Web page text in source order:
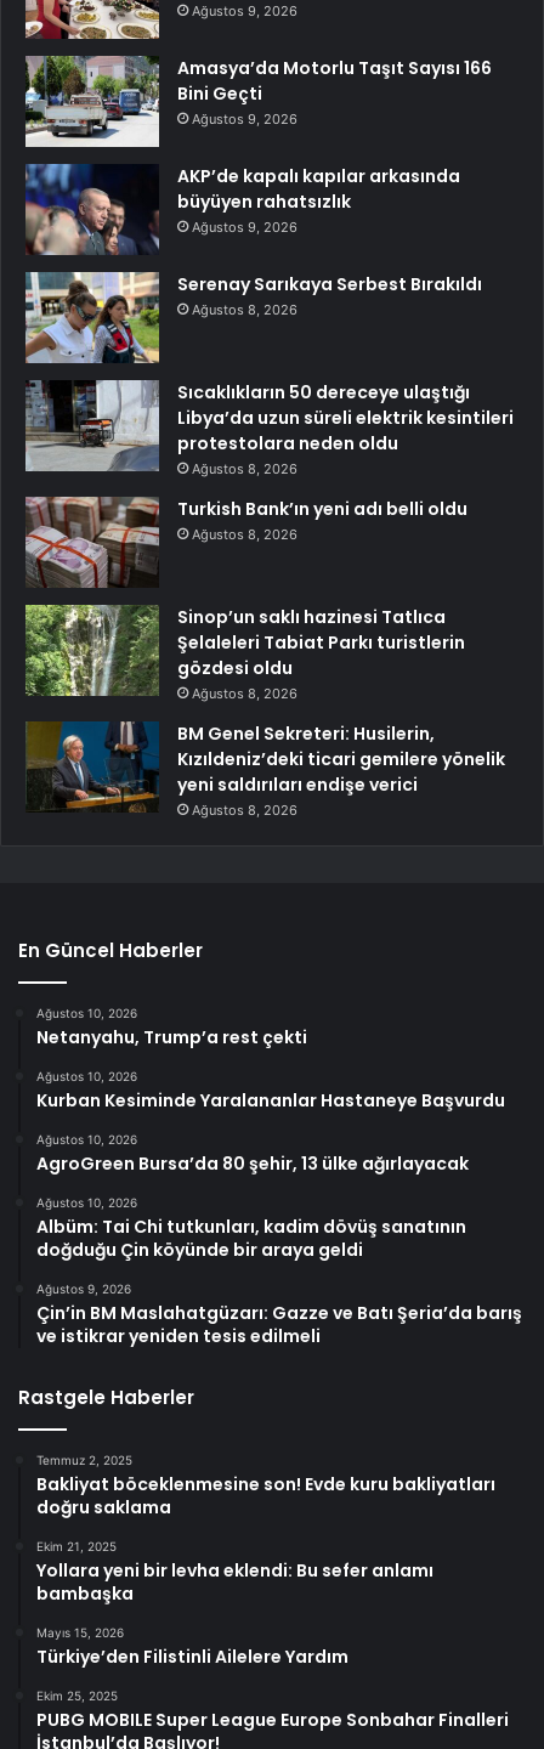
Ağustos 9, 2026
Amasya’da Motorlu Taşıt Sayısı 166
Bini Geçti
Ağustos 9, 2026
AKP’de kapalı kapılar arkasında
büyüyen rahatsızlık
Ağustos 9, 2026
Serenay Sarıkaya Serbest Bırakıldı
Ağustos 8, 2026
Sıcaklıkların 50 dereceye ulaştığı
Libya’da uzun süreli elektrik kesintileri
protestolara neden oldu
Ağustos 8, 2026
Turkish Bank’ın yeni adı belli oldu
Ağustos 8, 2026
Sinop’un saklı hazinesi Tatlıca
Şelaleleri Tabiat Parkı turistlerin
gözdesi oldu
Ağustos 8, 2026
BM Genel Sekreteri: Husilerin,
Kızıldeniz’deki ticari gemilere yönelik
yeni saldırıları endişe verici
Ağustos 8, 2026
En Güncel Haberler
Ağustos 10, 2026
Netanyahu, Trump’a rest çekti
Ağustos 10, 2026
Kurban Kesiminde Yaralananlar Hastaneye Başvurdu
Ağustos 10, 2026
AgroGreen Bursa’da 80 şehir, 13 ülke ağırlayacak
Ağustos 10, 2026
Albüm: Tai Chi tutkunları, kadim dövüş sanatının
doğduğu Çin köyünde bir araya geldi
Ağustos 9, 2026
Çin’in BM Maslahatgüzarı: Gazze ve Batı Şeria’da barış
ve istikrar yeniden tesis edilmeli
Rastgele Haberler
Temmuz 2, 2025
Bakliyat böceklenmesine son! Evde kuru bakliyatları
doğru saklama
Ekim 21, 2025
Yollara yeni bir levha eklendi: Bu sefer anlamı
bambaşka
Mayıs 15, 2026
Türkiye’den Filistinli Ailelere Yardım
Ekim 25, 2025
PUBG MOBILE Super League Europe Sonbahar Finalleri
İstanbul’da Başlıyor!